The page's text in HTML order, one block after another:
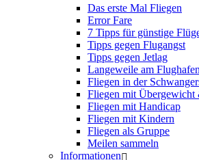
Das erste Mal Fliegen
Error Fare
7 Tipps für günstige
Tipps gegen Flugangst
Tipps gegen Jetlag
Langeweile am
Fliegen in der
Fliegen mit Übergewicht
Fliegen mit Handicap
Fliegen mit Kindern
Fliegen als Gruppe
Meilen sammeln
Informationen